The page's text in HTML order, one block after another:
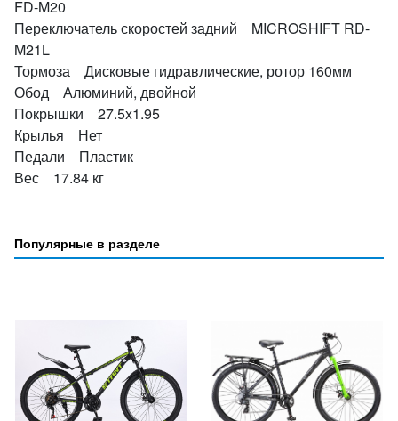
FD-M20
Переключатель скоростей задний MICROSHIFT RD-
M21L
Тормоза Дисковые гидравлические, ротор 160мм
Обод Алюминий, двойной
Покрышки 27.5x1.95
Крылья Нет
Педали Пластик
Вес 17.84 кг
Популярные в разделе